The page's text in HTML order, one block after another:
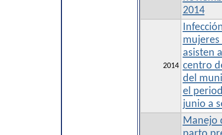
2014
2014
mujeres
asisten
centro
del
el
junio a
Manejo